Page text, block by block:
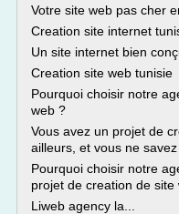
Votre site web pas cher
Creation site internet
Un site internet bien
Creation site web tunisie
Pourquoi choisir notre
web ?
Vous avez un projet de
ailleurs, et vous ne
Pourquoi choisir notre
projet de creation de site
Liweb agency la...